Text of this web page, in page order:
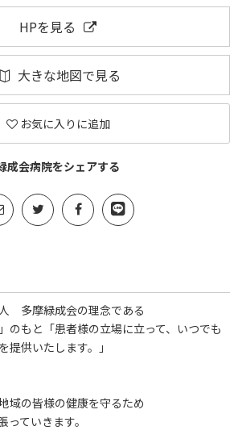
HPを見る
大きな地図で見る
お気に入りに追加
成会病院をシェアする
多摩緑成会の理念である
のもと「患者様の立場に立って、いつでも
提供いたします。」
域の皆様の健康を守るため
ていきます。